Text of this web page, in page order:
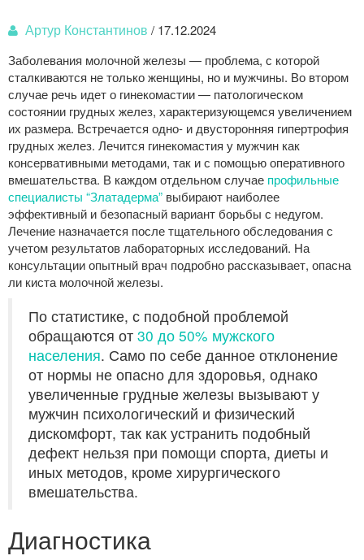
Артур Константинов / 17.12.2024
Заболевания молочной железы — проблема, с которой
сталкиваются не только женщины, но и мужчины. Во втором
случае речь идет о гинекомастии — патологическом
состоянии грудных желез, характеризующемся увеличением
их размера. Встречается одно- и двусторонняя гипертрофия
грудных желез. Лечится гинекомастия у мужчин как
консервативными методами, так и с помощью оперативного
вмешательства. В каждом отдельном случае профильные
специалисты “Златадерма” выбирают наиболее
эффективный и безопасный вариант борьбы с недугом.
Лечение назначается после тщательного обследования с
учетом результатов лабораторных исследований. На
консультации опытный врач подробно рассказывает, опасна
ли киста молочной железы.
По статистике, с подобной проблемой
обращаются от 30 до 50% мужского
населения. Само по себе данное отклонение
от нормы не опасно для здоровья, однако
увеличенные грудные железы вызывают у
мужчин психологический и физический
дискомфорт, так как устранить подобный
дефект нельзя при помощи спорта, диеты и
иных методов, кроме хирургического
вмешательства.
Диагностика